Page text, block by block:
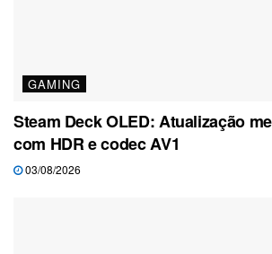
GAMING
Steam Deck OLED: Atualização
com HDR e codec AV1
03/08/2026